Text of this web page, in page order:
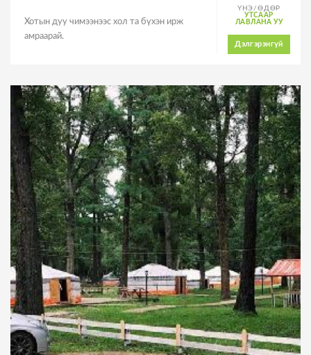
Хотын дуу чимээнээс хол та бүхэн ирж
амраарай.
ҮНЭ/ӨДӨР
УТСААР
ЛАВЛАНА УУ
Дэлгэрэнгүй